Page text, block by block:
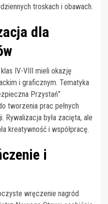
troskach i obawach.
dla
IV-VIII mieli okazję
i graficznym. Tematyka
Przystań”
tworzenia prac pełnych
była zacięta, ale
kreatywność i współpracę.
i
wręczenie nagród